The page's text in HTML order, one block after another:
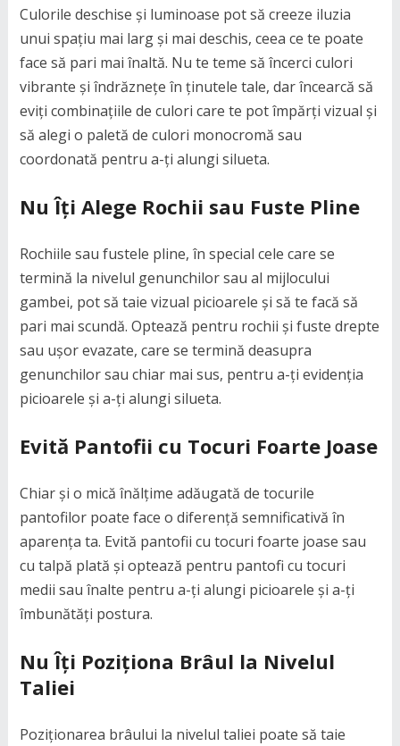
Culorile deschise și luminoase pot să creeze iluzia
unui spațiu mai larg și mai deschis, ceea ce te poate
face să pari mai înaltă. Nu te teme să încerci culori
vibrante și îndrăznețe în ținutele tale, dar încearcă să
eviți combinațiile de culori care te pot împărți vizual și
să alegi o paletă de culori monocromă sau
coordonată pentru a-ți alungi silueta.
Nu Îți Alege Rochii sau Fuste Pline
Rochiile sau fustele pline, în special cele care se
termină la nivelul genunchilor sau al mijlocului
gambei, pot să taie vizual picioarele și să te facă să
pari mai scundă. Optează pentru rochii și fuste drepte
sau ușor evazate, care se termină deasupra
genunchilor sau chiar mai sus, pentru a-ți evidenția
picioarele și a-ți alungi silueta.
Evită Pantofii cu Tocuri Foarte Joase
Chiar și o mică înălțime adăugată de tocurile
pantofilor poate face o diferență semnificativă în
aparența ta. Evită pantofii cu tocuri foarte joase sau
cu talpă plată și optează pentru pantofi cu tocuri
medii sau înalte pentru a-ți alungi picioarele și a-ți
îmbunătăți postura.
Nu Îți Poziționa Brâul la Nivelul
Taliei
Poziționarea brâului la nivelul taliei poate să taie